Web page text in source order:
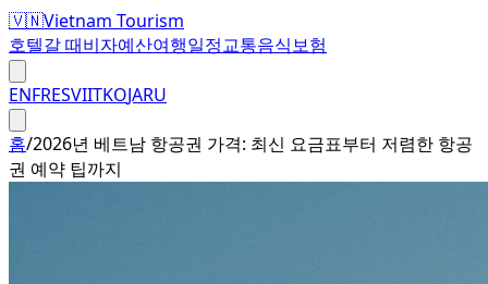
🇻🇳Vietnam Tourism
호텔갈 때비자예산여행일정교통음식보험
ENFRESVIITKOJARU
홈/2026년 베트남 항공권 가격: 최신 요금표부터 저렴한 항공
권 예약 팁까지